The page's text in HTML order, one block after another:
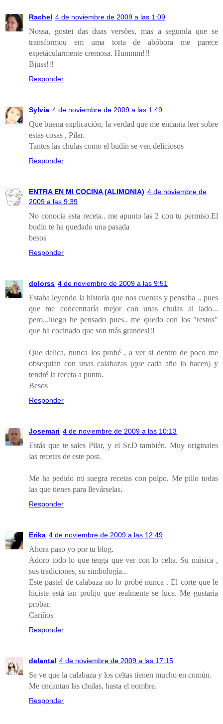
Rachel 4 de noviembre de 2009 a las 1:09
Nossa, gostei das duas versões, mas a segunda que se
transformou em uma torta de abóbora me parece
espetácularmente cremosa. Hummm!!!
Bjuss!!!
Responder
Sylvia 4 de noviembre de 2009 a las 1:49
Que buena explicación, la verdad que me encanta leer sobre
estas cosas , Pilar.
Tantos las chulas como el budín se ven deliciosos
Responder
ENTRA EN MI COCINA (ALIMONIA) 4 de noviembre de
2009 a las 9:39
No conocia esta receta.. me apunto las 2 con tu permiso.El
budin te ha quedado una pasada
besos
Responder
dolorss 4 de noviembre de 2009 a las 9:51
Estaba leyendo la historia que nos cuentas y pensaba .. pues
que me concentraría mejor con unas chulas al lado...
pero...luego he pensado pues.. me quedo con los "restos"
que ha cocinado que son más grandes!!!
Que delica, nunca los probé , a ver si dentro de poco me
obsequian con unas calabazas (que cada año lo hacen) y
tendré la receta a punto.
Besos
Responder
Josemari 4 de noviembre de 2009 a las 10:13
Estás que te sales Pilar, y el Sr.D también. Muy originales
las recetas de este post.
Me ha pedido mi suegra recetas con pulpo. Me pillo todas
las que tienes para llevárselas.
Responder
Erika 4 de noviembre de 2009 a las 12:49
Ahora paso yo por tu blog.
Adoro todo lo que tenga que ver con lo celta. Su música ,
sus tradiciones, su simbología...
Este pastel de calabaza no lo probé nunca . El corte que le
hiciste está tan prolijo que realmente se luce. Me gustaría
probar.
Cariños
Responder
delantal 4 de noviembre de 2009 a las 17:15
Se ve que la calabaza y los celtas tienen mucho en común.
Me encantan las chulas, hasta el nombre.
Responder